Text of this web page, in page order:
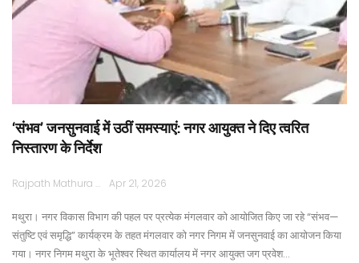
‘संभव’ जनसुनवाई में उठीं समस्याएं: नगर आयुक्त ने दिए त्वरित
निस्तारण के निर्देश
Rajpath Mathura Apr 21, 2026
मथुरा। नगर विकास विभाग की पहल पर प्रत्येक मंगलवार को आयोजित किए जा रहे “संभव—
संतुष्टि एवं समृद्धि” कार्यक्रम के तहत मंगलवार को नगर निगम में जनसुनवाई का आयोजन किया
गया। नगर निगम मथुरा के भूतेश्वर स्थित कार्यालय में नगर आयुक्त जग प्रवेश…